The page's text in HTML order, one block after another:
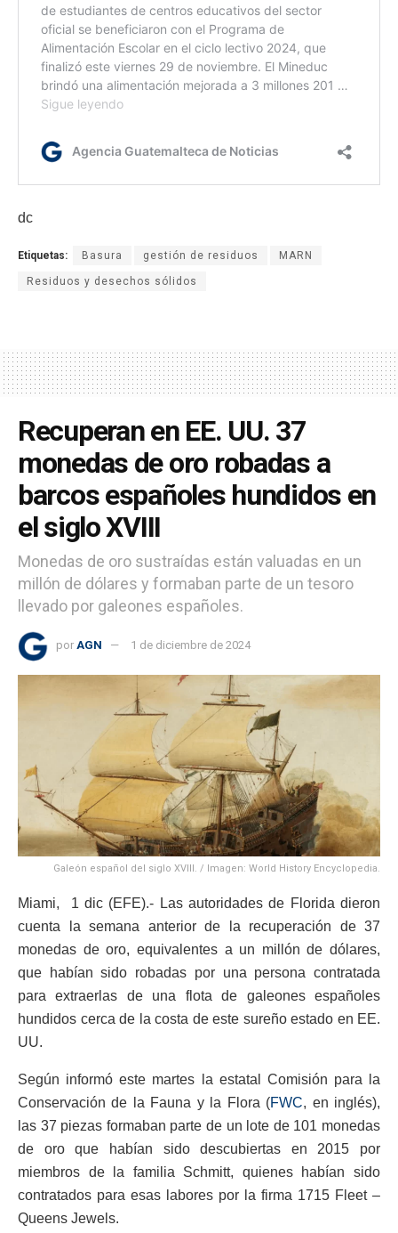
dc
Etiquetas: Basura gestión de residuos MARN
Residuos y desechos sólidos
Recuperan en EE. UU. 37
monedas de oro robadas a
barcos españoles hundidos en
el siglo XVIII
Monedas de oro sustraídas están valuadas en un
millón de dólares y formaban parte de un tesoro
llevado por galeones españoles.
por AGN 1 de diciembre de 2024
Galeón español del siglo XVIII. / Imagen: World History Encyclopedia.
Miami, 1 dic (EFE).- Las autoridades de Florida dieron
cuenta la semana anterior de la recuperación de 37
monedas de oro, equivalentes a un millón de dólares,
que habían sido robadas por una persona contratada
para extraerlas de una flota de galeones españoles
hundidos cerca de la costa de este sureño estado en EE.
UU.
Según informó este martes la estatal Comisión para la
Conservación de la Fauna y la Flora (FWC, en inglés),
las 37 piezas formaban parte de un lote de 101 monedas
de oro que habían sido descubiertas en 2015 por
miembros de la familia Schmitt, quienes habían sido
contratados para esas labores por la firma 1715 Fleet –
Queens Jewels.